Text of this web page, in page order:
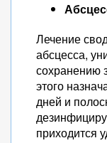
Лечение
абсцесса,
сохранению
этого
дней и
приходится